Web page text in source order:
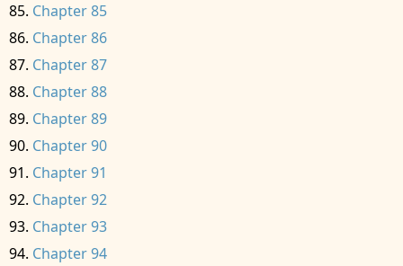
Chapter 85
Chapter 86
Chapter 87
Chapter 88
Chapter 89
Chapter 90
Chapter 91
Chapter 92
Chapter 93
Chapter 94